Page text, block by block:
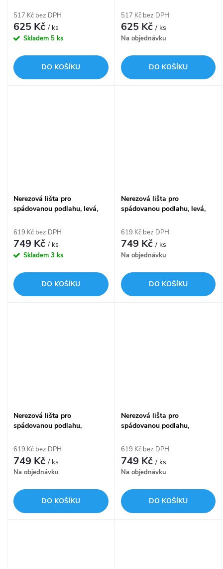
APZ902M/1000
517 Kč bez DPH
625 Kč/ ks
Skladem 5 ks
DO KOŠÍKU
APZ904M/1000
517 Kč bez DPH
625 Kč/ ks
Na objednávku
DO KOŠÍKU
Nerezová lišta pro
spádovanou podlahu, levá,
APZ901M/1200
619 Kč bez DPH
749 Kč/ ks
Skladem 3 ks
DO KOŠÍKU
Nerezová lišta pro
spádovanou podlahu, levá,
APZ903M/1200
619 Kč bez DPH
749 Kč/ ks
Na objednávku
DO KOŠÍKU
Nerezová lišta pro
spádovanou podlahu,
mm APZ905M/1200
619 Kč bez DPH
749 Kč/ ks
Na objednávku
DO KOŠÍKU
Nerezová lišta pro
spádovanou podlahu,
mm APZ906M/1200
619 Kč bez DPH
749 Kč/ ks
Na objednávku
DO KOŠÍKU